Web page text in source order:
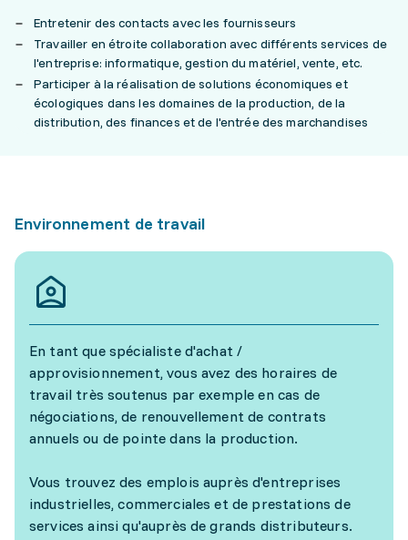
Entretenir des contacts avec les fournisseurs
Travailler en étroite collaboration avec différents services de
l'entreprise: informatique, gestion du matériel, vente, etc.
Participer à la réalisation de solutions économiques et
écologiques dans les domaines de la production, de la
distribution, des finances et de l'entrée des marchandises
Environnement de travail
En tant que spécialiste d'achat /
approvisionnement, vous avez des horaires de
travail très soutenus par exemple en cas de
négociations, de renouvellement de contrats
annuels ou de pointe dans la production.
Vous trouvez des emplois auprès d'entreprises
industrielles, commerciales et de prestations de
services ainsi qu'auprès de grands distributeurs.